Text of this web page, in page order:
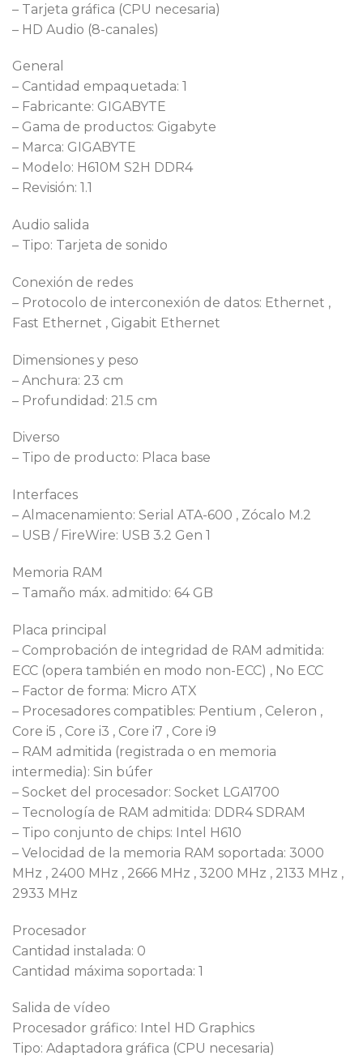
– Tarjeta gráfica (CPU necesaria)
– HD Audio (8-canales)
General
– Cantidad empaquetada: 1
– Fabricante: GIGABYTE
– Gama de productos: Gigabyte
– Marca: GIGABYTE
– Modelo: H610M S2H DDR4
– Revisión: 1.1
Audio salida
– Tipo: Tarjeta de sonido
Conexión de redes
– Protocolo de interconexión de datos: Ethernet ,
Fast Ethernet , Gigabit Ethernet
Dimensiones y peso
– Anchura: 23 cm
– Profundidad: 21.5 cm
Diverso
– Tipo de producto: Placa base
Interfaces
– Almacenamiento: Serial ATA-600 , Zócalo M.2
– USB / FireWire: USB 3.2 Gen 1
Memoria RAM
– Tamaño máx. admitido: 64 GB
Placa principal
– Comprobación de integridad de RAM admitida:
ECC (opera también en modo non-ECC) , No ECC
– Factor de forma: Micro ATX
– Procesadores compatibles: Pentium , Celeron ,
Core i5 , Core i3 , Core i7 , Core i9
– RAM admitida (registrada o en memoria
intermedia): Sin búfer
– Socket del procesador: Socket LGA1700
– Tecnología de RAM admitida: DDR4 SDRAM
– Tipo conjunto de chips: Intel H610
– Velocidad de la memoria RAM soportada: 3000
MHz , 2400 MHz , 2666 MHz , 3200 MHz , 2133 MHz ,
2933 MHz
Procesador
Cantidad instalada: 0
Cantidad máxima soportada: 1
Salida de vídeo
Procesador gráfico: Intel HD Graphics
Tipo: Adaptadora gráfica (CPU necesaria)